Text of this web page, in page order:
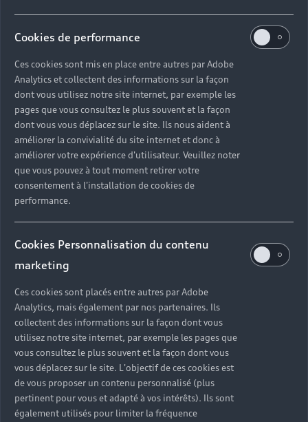
Cookies de performance
Ces cookies sont mis en place entre autres par Adobe
Analytics et collectent des informations sur la façon
dont vous utilisez notre site internet, par exemple les
pages que vous consultez le plus souvent et la façon
dont vous vous déplacez sur le site. Ils nous aident à
améliorer la convivialité du site internet et donc à
améliorer votre expérience d'utilisateur. Veuillez noter
que vous pouvez à tout moment retirer votre
consentement à l'installation de cookies de
performance.
Cookies Personnalisation du contenu
marketing
Ces cookies sont placés entre autres par Adobe
Analytics, mais également par nos partenaires. Ils
collectent des informations sur la façon dont vous
utilisez notre site internet, par exemple les pages que
vous consultez le plus souvent et la façon dont vous
vous déplacez sur le site. L'objectif de ces cookies est
de vous proposer un contenu personnalisé (plus
pertinent pour vous et adapté à vos intérêts). Ils sont
également utilisés pour limiter la fréquence
25 RUE de la Libération
03 81 39 17 13
Télécharger la fiche de contact
Horaires d'ouverture
Atelier
Fermé,Ouvre àvendredi 08:00
Retour en haut
Accès rapides